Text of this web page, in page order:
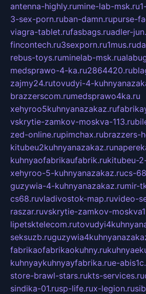
antenna-highly.rumine-lab-msk.ru
3-sex-porn.ruban-damn.rupurse-
viagra-tablet.rufasbags.ruadler-
fincontech.ru3sexporn.ru1mus.ru
rebus-toys.ruminelab-msk.ru
medsprawo-4-ka.ru2864420.ru
zajmy24.rutovudyi-4-
brazzerscom.rumedsprawo4ka.ru
xehyroo5kuhnyanazakaz.ru
vskrytie-zamkov-moskva-113.ru
zed-online.rupimchax.rubrazzers-
kitubeu2kuhnyanazakaz.ru
kuhnyaofabrikaufabrik.rukitubeu-
xehyroo-5-kuhnyanazakaz.rucs-
guzywia-4-kuhnyanazakaz.rumir-
cs68.ruvladivostok-map.ruvideo-
raszar.ruvskrytie-zamkov-
lipetsktelecom.ru
seksuzb.ru
fabrikaofabrikaokuhny.ru
kuhnyaykuhnyayfabrika.rue-
store-brawl-stars.rukts-services.ru
sindika-01.rusp-life.rux-legion.ru